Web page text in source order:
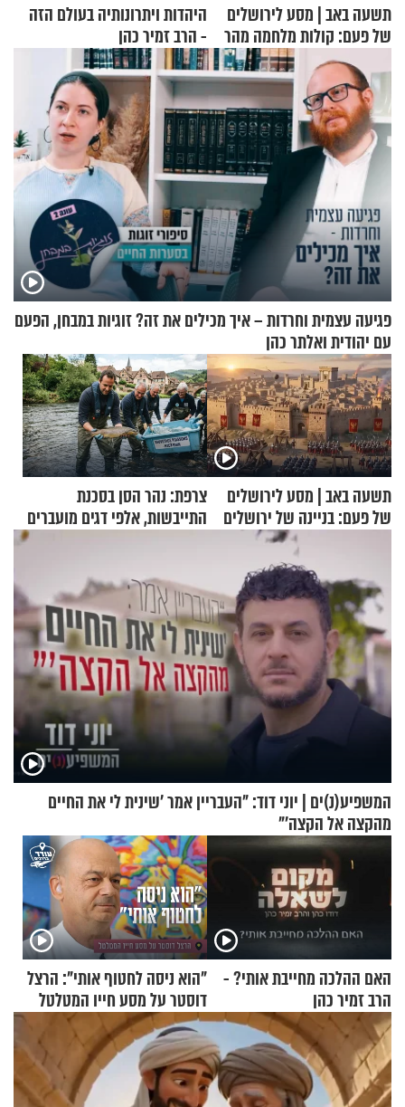
תשעה באב | מסע לירושלים
של פעם: קולות מלחמה מהר
הזיתים
היהדות ויתרונותיה בעולם הזה
- הרב זמיר כהן
פגיעה עצמית וחרדות – איך מכילים את זה? זוגיות במבחן, הפעם
עם יהודית ואלתר כהן
תשעה באב | מסע לירושלים
של פעם: בניינה של ירושלים
צרפת: נהר הסן בסכנת
התייבשות, אלפי דגים מועברים
המשפיע(נ)ים | יוני דוד: "העבריין אמר 'שינית לי את החיים
מהקצה אל הקצה'"
האם ההלכה מחייבת אותי? -
הרב זמיר כהן
"הוא ניסה לחטוף אותי": הרצל
דוסטר על מסע חייו המטלטל